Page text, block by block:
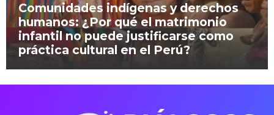
Comunidades indígenas y derechos
humanos: ¿Por qué el matrimonio
infantil no puede justificarse como
práctica cultural en el Perú?